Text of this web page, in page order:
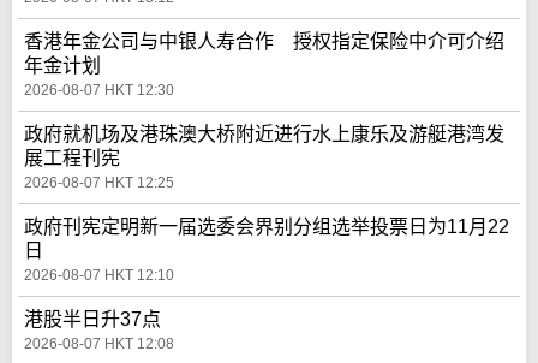
香港年金公司与中银人寿合作 授权指定保险中介可介绍
年金计划
2026-08-07 HKT 12:30
政府就机场及港珠澳大桥附近进行水上康乐及游艇港湾发
展工程刊宪
2026-08-07 HKT 12:25
政府刊宪定明新一届选委会界别分组选举投票日为11月22
日
2026-08-07 HKT 12:10
港股半日升37点
2026-08-07 HKT 12:08